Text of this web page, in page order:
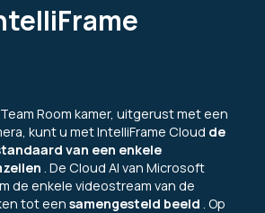
Room kamer, uitgerust met een
kunt u met IntelliFrame Cloud de
van een enkele
. De Cloud AI van Microsoft
de enkele videostream van de
tot een samengesteld beeld . Op